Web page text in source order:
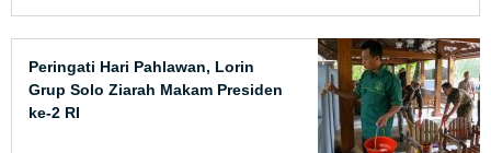
Peringati Hari Pahlawan, Lorin
Grup Solo Ziarah Makam Presiden
ke-2 RI